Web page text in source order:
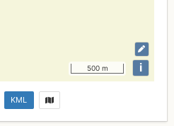
500 m i
KML